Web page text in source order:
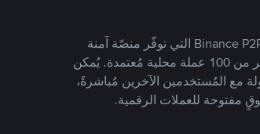
يضع ملايين المُستخدمين حول العالم ثقتهم في منصّة Binance P2P التي توفّر منصّة آمنة
لتداول العملات الرقمية بأكثر من 800 طريقة دفع وأكثر من 100 عملة محلية مُعتمدة. يُمكن
مع المُستخدمين الآخرين مُباشرةً،
مفتوحة للعملات الرقمية.